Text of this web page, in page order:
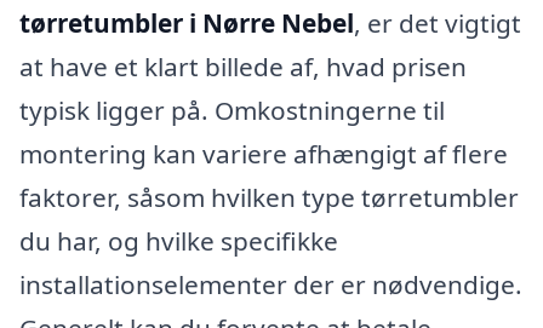
tørretumbler i Nørre Nebel, er det vigtigt
at have et klart billede af, hvad prisen
typisk ligger på. Omkostningerne til
montering kan variere afhængigt af flere
faktorer, såsom hvilken type tørretumbler
du har, og hvilke specifikke
installationselementer der er nødvendige.